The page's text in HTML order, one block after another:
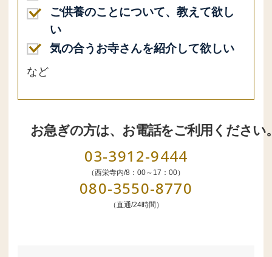
ご供養のことについて、教えて欲し
い
気の合うお寺さんを紹介して欲しい
など
お急ぎの方は、お電話をご利用ください
03-3912-9444
（西栄寺内/8：00～17：00）
080-3550-8770
（直通/24時間）